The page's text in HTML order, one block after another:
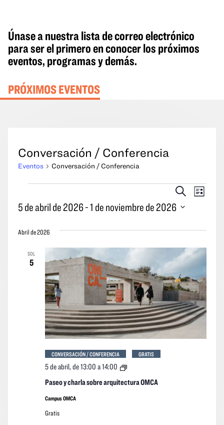
Únase a nuestra lista de correo electrónico
para ser el primero en conocer los próximos
eventos, programas y demás.
PRÓXIMOS EVENTOS
Conversación / Conferencia
Eventos Conversación / Conferencia
Eventos
Búsqueda
vistas
Buscar
vistas
de
los
Lista
5 de abril de 2026 - 1 de noviembre de 2026
la
Abril de 2026
SOL
5
Paseo y charla sobre arquitectura OMCA
5 de abril, de 13:00 a14:00
Paseo
charla
CONVERSACIÓN / CONFERENCIA GRATIS
Campus OMCA
Gratis